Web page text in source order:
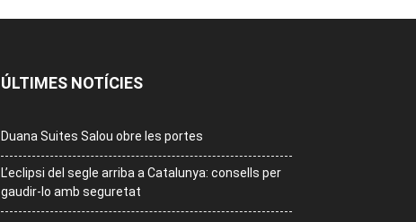
ÚLTIMES NOTÍCIES
Duana Suites Salou obre les portes
L’eclipsi del segle arriba a Catalunya: consells per
gaudir-lo amb seguretat